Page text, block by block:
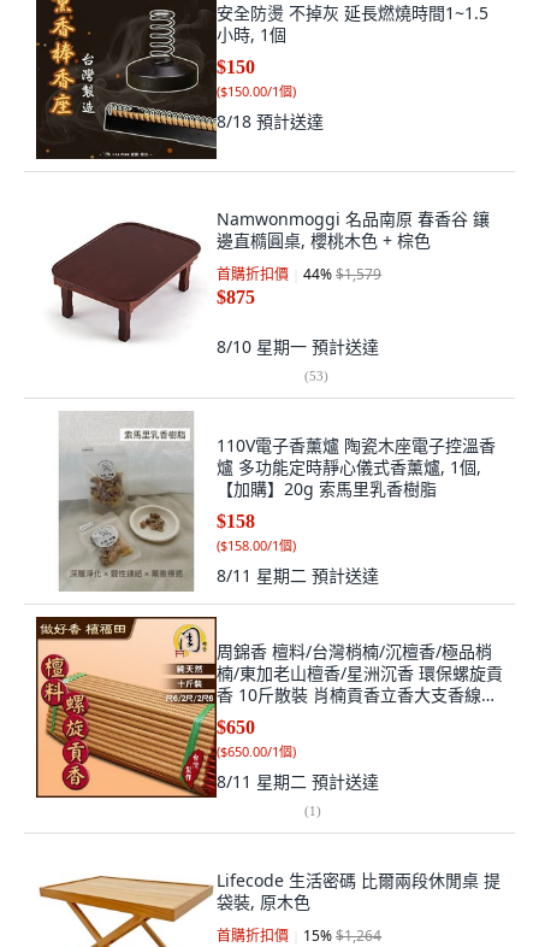
安全防燙 不掉灰 延長燃燒時間1~1.5
小時, 1個
$150
($150.00/1個)
8/18 預計送達
Namwonmoggi 名品南原 春香谷 鑲
邊直橢圓桌, 櫻桃木色 + 棕色
首購折扣價 44%$1,579
$875
8/10 星期一 預計送達
(53)
110V電子香薰爐 陶瓷木座電子控溫香
爐 多功能定時靜心儀式香薰爐, 1個,
【加購】20g 索馬里乳香樹脂
$158
($158.00/1個)
8/11 星期二 預計送達
周錦香 檀料/台灣梢楠/沉檀香/極品梢
楠/東加老山檀香/星洲沉香 環保螺旋貢
香 10斤散裝 肖楠貢香立香大支香線香
螺旋香, 1個, 檀料-螺旋貢香10斤散裝
$650,2尺
$650
($650.00/1個)
8/11 星期二 預計送達
(1)
Lifecode 生活密碼 比爾兩段休閒桌 提
袋裝, 原木色
首購折扣價 15%$1,264